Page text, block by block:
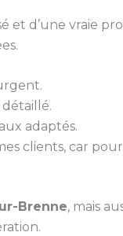
et d’une vraie
adaptés.
clients, car
Brenne, mais